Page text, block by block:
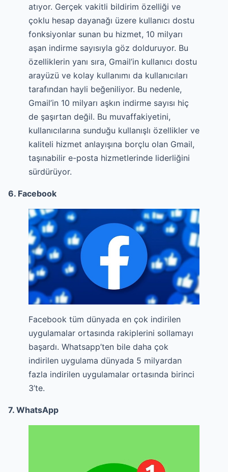
atıyor. Gerçek vakitli bildirim özelliği ve
çoklu hesap dayanağı üzere kullanıcı dostu
fonksiyonlar sunan bu hizmet, 10 milyarı
aşan indirme sayısıyla göz dolduruyor. Bu
özelliklerin yanı sıra, Gmail’in kullanıcı dostu
arayüzü ve kolay kullanımı da kullanıcıları
tarafından hayli beğeniliyor. Bu nedenle,
Gmail’in 10 milyarı aşkın indirme sayısı hiç
de şaşırtan değil. Bu muvaffakiyetini,
kullanıcılarına sunduğu kullanışlı özellikler ve
kaliteli hizmet anlayışına borçlu olan Gmail,
taşınabilir e-posta hizmetlerinde liderliğini
sürdürüyor.
6. Facebook
Facebook tüm dünyada en çok indirilen
uygulamalar ortasında rakiplerini sollamayı
başardı. Whatsapp’ten bile daha çok
indirilen uygulama dünyada 5 milyardan
fazla indirilen uygulamalar ortasında birinci
3’te.
7. WhatsApp